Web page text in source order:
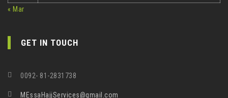
« Mar
GET IN TOUCH
0092- 81-2831738
MEssaHajjServices@gmail.com